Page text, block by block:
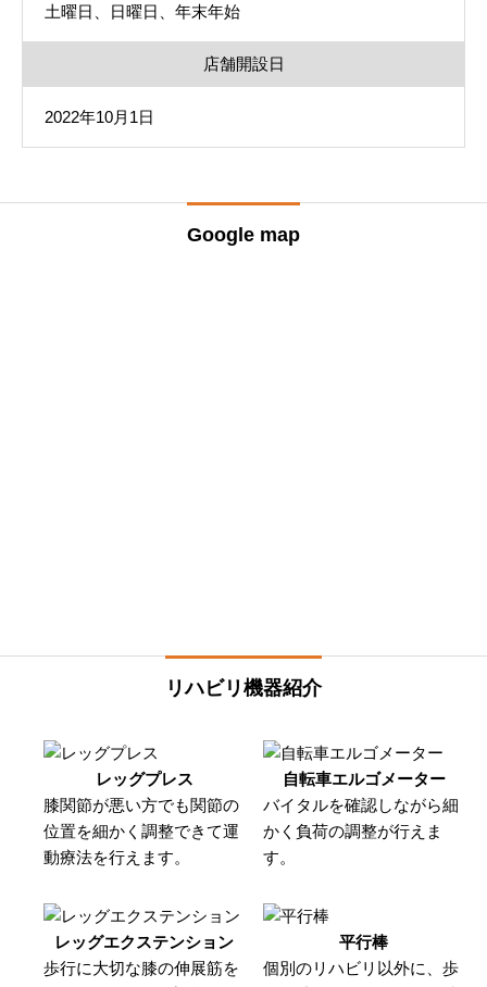
土曜日、日曜日、年末年始
店舗開設日
2022年10月1日
Google map
リハビリ機器紹介
レッグプレス
膝関節が悪い方でも関節の
位置を細かく調整できて運
動療法を行えます。
自転車エルゴメーター
バイタルを確認しながら細
かく負荷の調整が行えま
す。
レッグエクステンション
歩行に大切な膝の伸展筋を
平行棒
個別のリハビリ以外に、歩